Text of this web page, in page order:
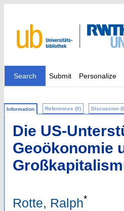
Search Submit Personalize
Information References (0) Discussion
Die US-
Geoökonomie
Rotte, Ralph*